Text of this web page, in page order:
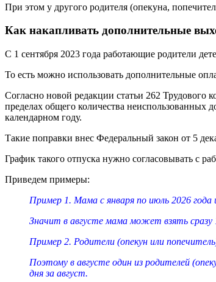
При этом у другого родителя (опекуна,
Как накапливать дополнительные
С 1 сентября 2023 года работающие родители
То есть можно использовать дополнительные
Согласно новой редакции статьи 262 Трудового
пределах общего количества
календарном году.
Такие поправки внес Федеральный закон от 5
График такого отпуска нужно согласовывать с
Приведем примеры:
Пример 1. Мама с января по июль 2026 года
Значит в августе мама может взять сразу
Пример 2. Родители (опекун или
Поэтому в августе один из родителей
дня за август.